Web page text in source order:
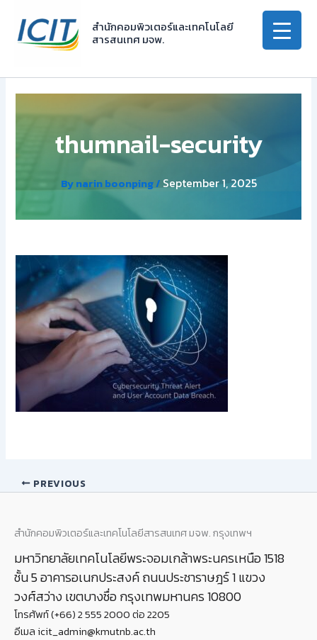
content
สำนักคอมพิวเตอร์และเทคโนโลยี
สารสนเทศ มจพ.
thumnail-security
Bynarin boonping/ September 1, 2025
PREVIOUS
สำนักคอมพิวเตอร์และเทคโนโลยีสารสนเทศ มจพ. กรุงเทพฯ
มหาวิทยาลัยเทคโนโลยีพระจอมเกล้าพระนครเหนือ 1518
ชั้น 5 อาคารอเนกประสงค์ ถนนประชาราษฎร์ 1 แขวง
วงศ์สว่าง เขตบางซื่อ กรุงเทพมหานคร 10800
โทรศัพท์ (+66) 2 555 2000 ต่อ 2205
อีเมล icit_admin@kmutnb.ac.th